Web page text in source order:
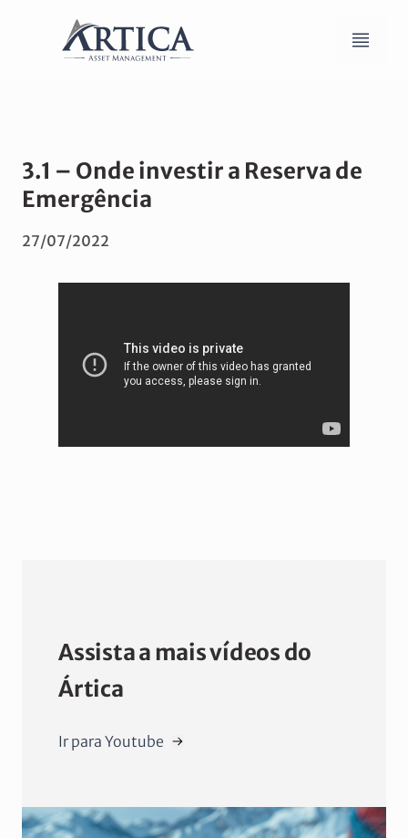
3.1 – Onde investir a Reserva de
Emergência
27/07/2022
Assista a mais vídeos do
Ártica
Ir para Youtube